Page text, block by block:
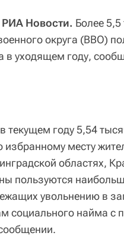
Новости. Более
округа (ВВО)
уходящем году,
текущем году 5,54
избранному месту
областях,
пользуются
увольнению в
социального найма с